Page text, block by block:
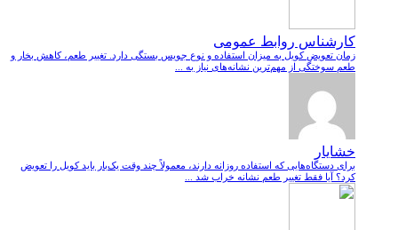
کارشناس روابط عمومی
زمان تعویض کویل به میزان استفاده و نوع جویس بستگی دارد. تغییر طعم، کاهش بخار و
طعم سوختگی از مهم‌ترین نشانه‌های نیاز به ...
خشایار
برای دستگاه‌هایی که استفاده روزانه دارند، معمولاً چند وقت یک‌بار باید کویل را تعویض
کرد؟ آیا فقط تغییر طعم نشانه خراب شد ...